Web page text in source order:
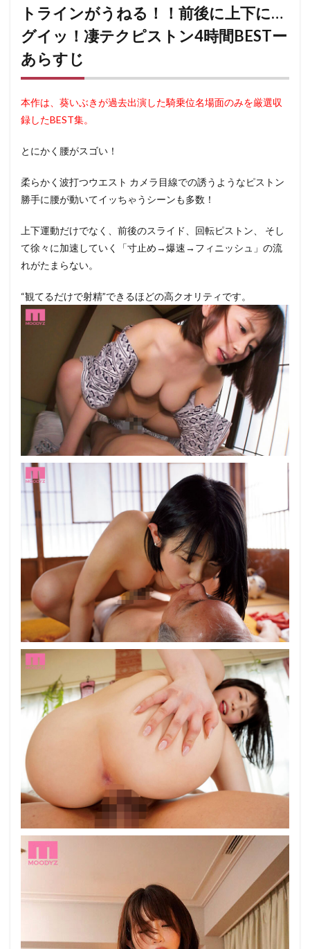
👤こ
んな
人に
おす
す
め！
4
葵い
細情
4.1
mizd00447
騎乗位もの
すごい！！
MOODYZ
が誇る最強
インがうね
る！！前後
に上下に…
グイッ！凄
テクピスト
ン4時間
BEST
4.2
【プ
ロフ
ィー
ル】
葵い
ぶき
トラインがうねる！！前後に上下に…
グイッ！凄テクピストン4時間BESTー
あらすじ
本作は、葵いぶきが過去出演した騎乗位名場面のみを厳選収
録したBEST集。
とにかく腰がスゴい！
柔らかく波打つウエスト カメラ目線での誘うようなピストン
勝手に腰が動いてイッちゃうシーンも多数！
上下運動だけでなく、前後のスライド、回転ピストン、 そし
て徐々に加速していく「寸止め→爆速→フィニッシュ」の流
れがたまらない。
“観てるだけで射精”できるほどの高クオリティです。